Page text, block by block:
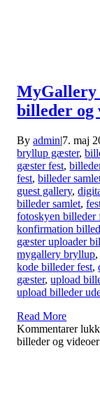
MyGallery
billeder og
Byadmin|7. maj
bryllup gæster,
gæster fest,
fest,billeder
guest gallery,
billeder samlet,
fotoskyen billeder
konfirmation
gæster uploader
mygallery bryllup
kode billeder fest,
gæster,upload
upload billeder
Read More
Kommentarer
billeder og